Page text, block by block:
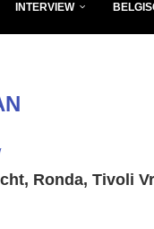
INTERVIEW
Ronda, Tivoli